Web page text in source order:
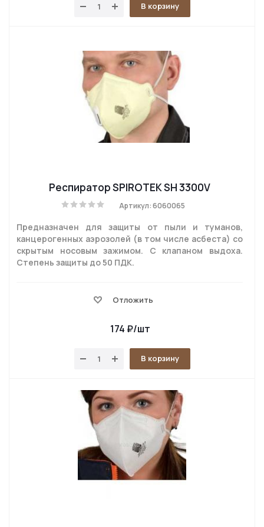
В корзину
Респиратор SPIROTEK SH 3300V
Артикул: 6060065
Предназначен для защиты от пыли и туманов,
канцерогенных аэрозолей (в том числе асбеста) со
скрытым носовым зажимом. С клапаном выдоха.
Степень защиты до 50 ПДК.
Отложить
174 ₽/шт
В корзину